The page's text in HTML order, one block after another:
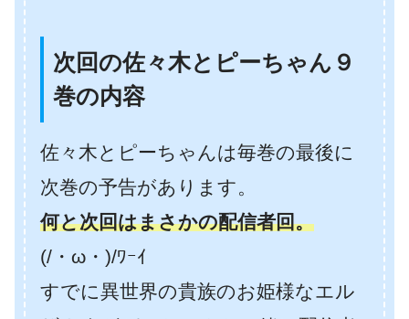
次回の佐々木とピーちゃん９
巻の内容
佐々木とピーちゃんは毎巻の最後に
次巻の予告があります。
何と次回はまさかの配信者回。
(/・ω・)/ﾜｰｲ
すでに異世界の貴族のお姫様なエル